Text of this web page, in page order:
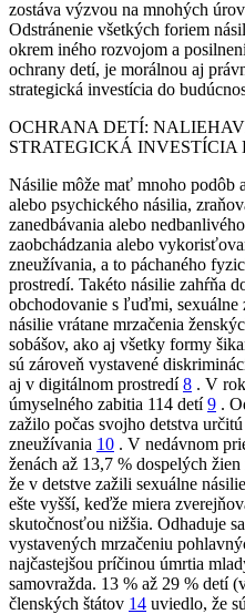
zostáva výzvou na mnohých
Odstránenie všetkých foriem
okrem iného rozvojom a
ochrany detí, je morálnou aj
strategická investícia do
OCHRANA DETÍ:
STRATEGICKÁ INVESTÍCIA
Násilie môže mať mnoho podôb
alebo psychického násilia,
zanedbávania alebo
zaobchádzania alebo
zneužívania, a to páchaného
prostredí. Takéto násilie zahŕňa
obchodovanie s ľuďmi,
násilie vrátane mrzačenia
sobášov, ako aj všetky formy
sú zároveň vystavené
aj v digitálnom prostredí 8 . V
úmyselného zabitia 114 detí 9 .
zažilo počas svojho detstva
zneužívania 10 . V nedávnom
ženách až 13,7 % dospelých
že v detstve zažili sexuálne násilie
ešte vyšší, keďže miera
skutočnosťou nižšia. Odhaduje
vystavených mrzačeniu
najčastejšou príčinou úmrtia
samovražda. 13 % až 29 % detí
členských štátov 14 uviedlo, že